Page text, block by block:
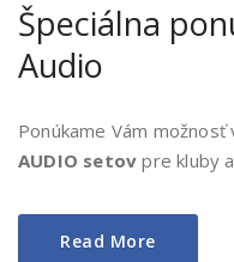
Špeciálna
Audio
Ponúkame Vám možnosť
AUDIO setov pre kluby
Read More